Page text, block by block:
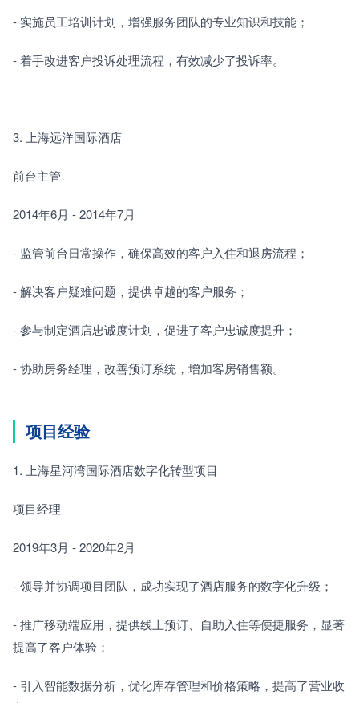
- 实施员工培训计划，增强服务团队的专业知识和技能；
- 着手改进客户投诉处理流程，有效减少了投诉率。
3. 上海远洋国际酒店
前台主管
2014年6月 - 2014年7月
- 监管前台日常操作，确保高效的客户入住和退房流程；
- 解决客户疑难问题，提供卓越的客户服务；
- 参与制定酒店忠诚度计划，促进了客户忠诚度提升；
- 协助房务经理，改善预订系统，增加客房销售额。
项目经验
1. 上海星河湾国际酒店数字化转型项目
项目经理
2019年3月 - 2020年2月
- 领导并协调项目团队，成功实现了酒店服务的数字化升级；
- 推广移动端应用，提供线上预订、自助入住等便捷服务，显著
提高了客户体验；
- 引入智能数据分析，优化库存管理和价格策略，提高了营业收